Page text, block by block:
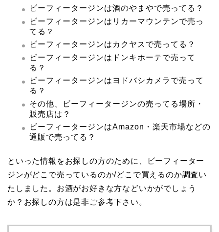
ビーフィータージンは酒のやまやで売ってる？
ビーフィータージンはリカーマウンテンで売っ
てる？
ビーフィータージンはカクヤスで売ってる？
ビーフィータージンはドンキホーテで売って
る？
ビーフィータージンはヨドバシカメラで売って
る？
その他、ビーフィータージンの売ってる場所・
販売店は？
ビーフィータージンはAmazon・楽天市場などの
通販で売ってる？
といった情報をお探しの方のために、ビーフィーター
ジンがどこで売っているのか/どこで買えるのか調査い
たしました。お酒がお好きな方などいかがでしょう
か？お探しの方は是非ご参考下さい。